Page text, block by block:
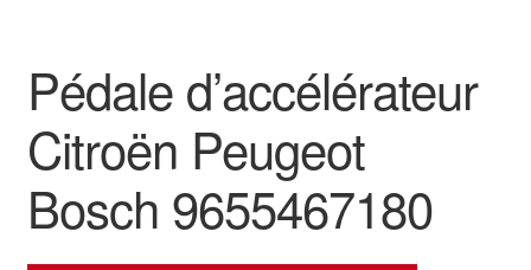
Pédale d’accélérateur
Citroën Peugeot
Bosch 9655467180